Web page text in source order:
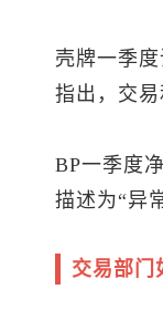
壳牌一季
指出，交易
BP一季度
描述为“异
交易部门